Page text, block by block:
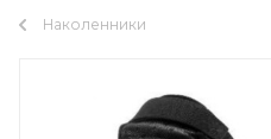
Наколенники